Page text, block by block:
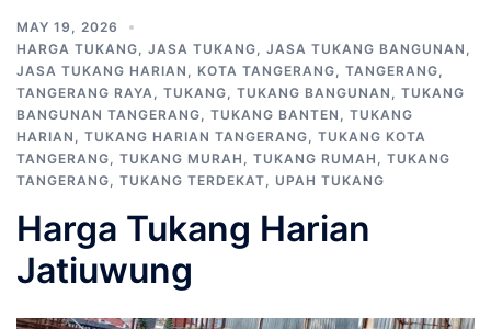
MAY 19, 2026
HARGA TUKANG
JASA TUKANG JASA TUKANG BANGUNAN
JASA TUKANG HARIAN
KOTA TANGERANG TANGERANG
TANGERANG RAYA
TUKANG TUKANG BANGUNAN
TUKANG
BANGUNAN TANGERANG
TUKANG BANTEN
TUKANG
HARIAN
TUKANG HARIAN TANGERANG
TUKANG KOTA
TANGERANG
TUKANG MURAH TUKANG RUMAH
TUKANG
TANGERANG
TUKANG TERDEKAT UPAH TUKANG
Harga Tukang Harian
Jatiuwung